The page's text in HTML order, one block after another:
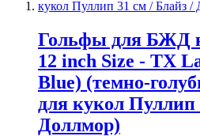
Гольфы для БЖД
12 inch Size - TX
Blue) (темно-
для кукол Пуллип
Доллмор)